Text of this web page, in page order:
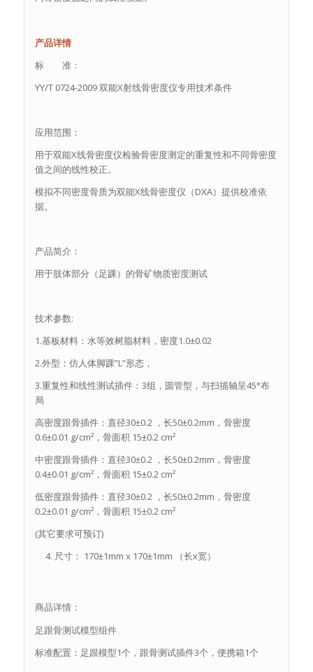
产品详情
标 准：
YY/T 0724-2009 双能X射线骨密度仪专用技术条件
应用范围：
用于双能X线骨密度仪检验骨密度测定的重复性和不同骨密度
值之间的线性校正。
模拟不同密度骨质为双能X线骨密度仪（DXA）提供校准依
据。
产品简介：
用于肢体部分（足踝）的骨矿物质密度测试
技术参数:
1.基板材料：水等效树脂材料，密度1.0±0.02
2.外型：仿人体脚踝”L”形态，
3.重复性和线性测试插件：3组，圆管型，与扫描轴呈45°布
局
高密度跟骨插件：直径30±0.2 ，长50±0.2mm，骨密度
0.6±0.01 g/cm²，骨面积 15±0.2 cm²
中密度跟骨插件：直径30±0.2 ，长50±0.2mm，骨密度
0.4±0.01 g/cm²，骨面积 15±0.2 cm²
低密度跟骨插件：直径30±0.2 ，长50±0.2mm，骨密度
0.2±0.01 g/cm²，骨面积 15±0.2 cm²
(其它要求可预订)
尺寸： 170±1mm x 170±1mm （长x宽）
商品详情：
足跟骨测试模型组件
标准配置：足跟模型1个，跟骨测试插件3个，便携箱1个